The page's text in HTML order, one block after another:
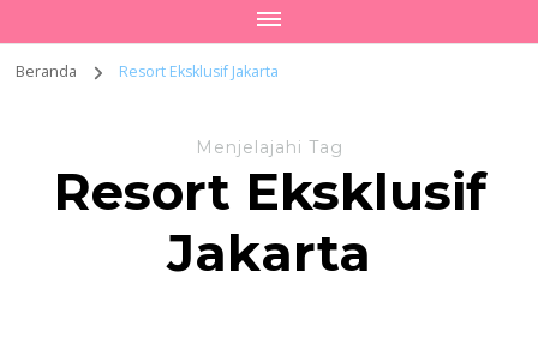
Beranda Resort Eksklusif Jakarta
Menjelajahi Tag
Resort Eksklusif
Jakarta